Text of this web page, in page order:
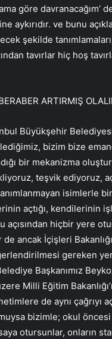
göre davranacağım’
ve bunu
şekilde tanımlamaları;
tavırlar hiç hoş
ARTIRMIŞ
Büyükşehir
bizim bize
bir mekanizma
teşvik ediyoruz,
isimlerle
açtığı, kendilerinin
açısından hiçbir yere
ancak İçişleri
gereken
Başkanımız
Milli Eğitim
de aynı çağrıyı
bizimle; okul öncesi
otursunlar, onların